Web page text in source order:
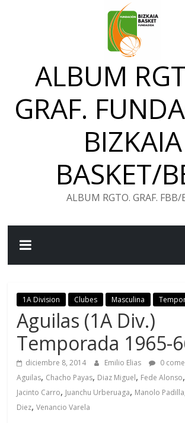
ALBUM
GRAF.
BIZKAIA
BASKET/
ALBUM RGTO. GRAF. FBB/
1A Division Clubes Masculina
Aguilas (1A Div.)
Temporada 1965-
diciembre 8, 2014 Emilio Elias
0
Aguilas, Chacho Payas, Diaz Miguel, Fede Alonso,
Jacinto Carro, Juanchu Urberuaga, Manolo Padilla
Diez,Venancio Varela